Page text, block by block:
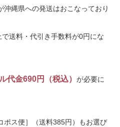
縄県への発送はおこなっており
送料・代引き手数料が0円にな
代金690円（税込） が必要に
ス便］（送料385円）もお選び